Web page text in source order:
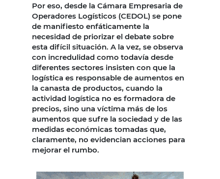
Por eso, desde la Cámara Empresaria de
Operadores Logísticos (CEDOL) se pone
de manifiesto enfáticamente la
necesidad de priorizar el debate sobre
esta difícil situación. A la vez, se observa
con incredulidad como todavía desde
diferentes sectores insisten con que la
logística es responsable de aumentos en
la canasta de productos, cuando la
actividad logística no es formadora de
precios, sino una víctima más de los
aumentos que sufre la sociedad y de las
medidas económicas tomadas que,
claramente, no evidencian acciones para
mejorar el rumbo.